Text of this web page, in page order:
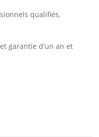
qualifiés,
garantie d'un an et